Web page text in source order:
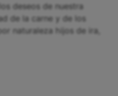
deseos de nuestra
de la carne y de los
naturaleza hijos de ira,